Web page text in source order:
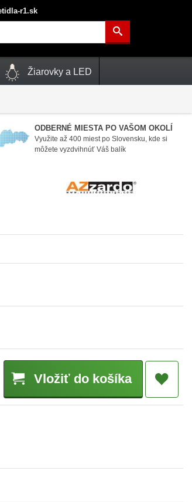
r1.sk
Žiarovky a LED
ODBERNÉ MIESTA PO VAŠOM OKOLÍ
Využite až 400 miest po Slovensku, kde si
môžete vyzdvihnúť Váš balík
Vložiť do košíka